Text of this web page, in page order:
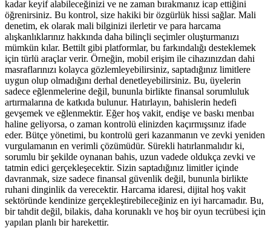
kadar keyif alabileceğinizi ve ne zaman bırakmanız icap ettiğini
öğrenirsiniz. Bu kontrol, size hakiki bir özgürlük hissi sağlar. Mali
denetim, ek olarak mali bilginizi ilerletir ve para harcama
alışkanlıklarınız hakkında daha bilinçli seçimler oluşturmanızı
mümkün kılar. Bettilt gibi platformlar, bu farkındalığı desteklemek
için türlü araçlar verir. Örneğin, mobil erişim ile cihazınızdan dahi
masraflarınızı kolayca gözlemleyebilirsiniz, saptadığınız limitlere
uygun olup olmadığını derhal denetleyebilirsiniz. Bu, üyelerin
sadece eğlenmelerine değil, bununla birlikte finansal sorumluluk
artırmalarına de katkıda bulunur. Hatırlayın, bahislerin hedefi
gevşemek ve eğlenmektir. Eğer hoş vakit, endişe ve baskı menbaı
haline geliyorsa, o zaman kontrolü elinizden kaçırmışsınız ifade
eder. Bütçe yönetimi, bu kontrolü geri kazanmanın ve zevki yeniden
vurgulamanın en verimli çözümüdür. Sürekli hatırlanmalıdır ki,
sorumlu bir şekilde oynanan bahis, uzun vadede oldukça zevki ve
tatmin edici gerçekleşecektir. Sizin saptadığınız limitler içinde
davranmak, size sadece finansal güvenlik değil, bununla birlikte
ruhani dinginlik da verecektir. Harcama idaresi, dijital hoş vakit
sektöründe kendinize gerçekleştirebileceğiniz en iyi harcamadır. Bu,
bir tahdit değil, bilakis, daha korunaklı ve hoş bir oyun tecrübesi için
yapılan planlı bir harekettir.